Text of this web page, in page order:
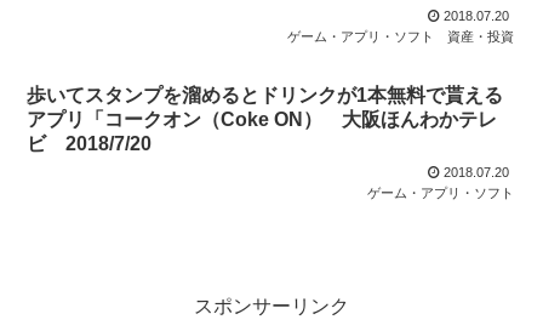
2018.07.20
ゲーム・アプリ・ソフト
資産・投資
歩いてスタンプを溜めるとドリンクが1本無料で貰える
アプリ「コークオン（Coke ON） 大阪ほんわかテレ
ビ 2018/7/20
2018.07.20
ゲーム・アプリ・ソフト
スポンサーリンク